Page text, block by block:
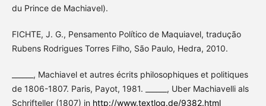
du Prince de Machiavel).
FICHTE, J. G., Pensamento Político de Maquiavel, tradução
Rubens Rodrigues Torres Filho, São Paulo, Hedra, 2010.
______, Machiavel et autres écrits philosophiques et politiques
de 1806-1807. Paris, Payot, 1981. ______, Uber Machiavelli als
Schrifteller (1807) in http://www.textlog.de/9382.html